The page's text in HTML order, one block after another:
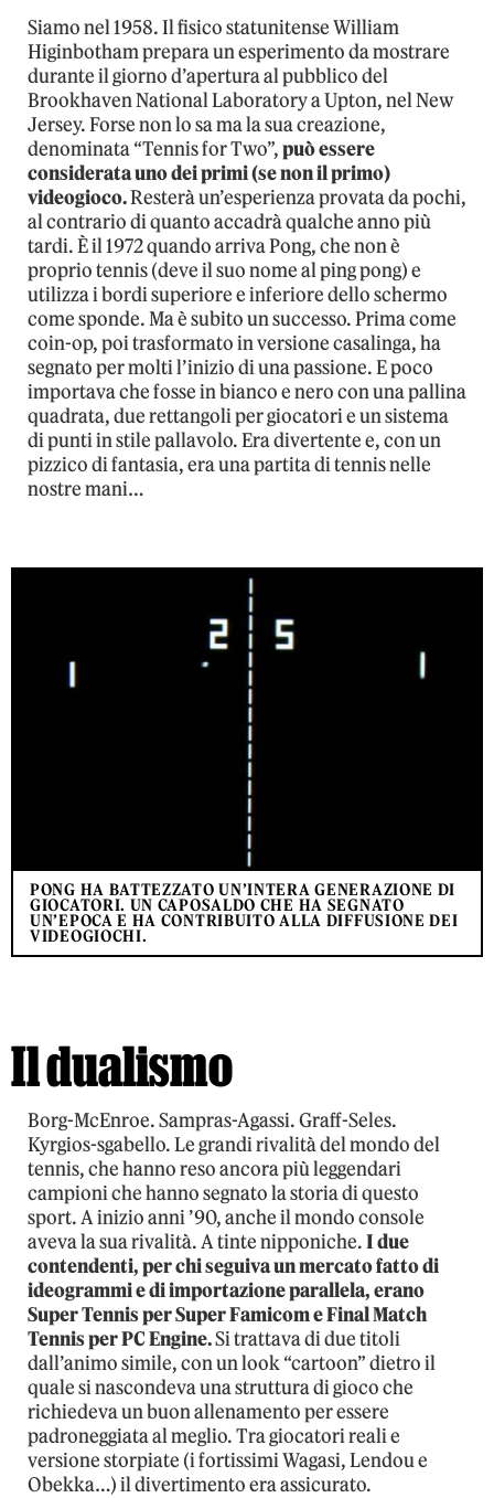
Siamo nel 1958. Il fisico statunitense William
Higinbotham prepara un esperimento da mostrare
durante il giorno d’apertura al pubblico del
Brookhaven National Laboratory a Upton, nel New
Jersey. Forse non lo sa ma la sua creazione,
denominata “Tennis for Two”,può essere
considerata uno dei primi (se non il primo)
videogioco.Resterà un’esperienza provata da pochi,
al contrario di quanto accadrà qualche anno più
tardi. È il 1972 quando arriva Pong, che non è
proprio tennis (deve il suo nome al ping pong) e
utilizza i bordi superiore e inferiore dello schermo
come sponde. Ma è subito un successo. Prima come
coin-op, poi trasformato in versione casalinga, ha
segnato per molti l’inizio di una passione. E poco
importava che fosse in bianco e nero con una pallina
quadrata, due rettangoli per giocatori e un sistema
di punti in stile pallavolo. Era divertente e, con un
pizzico di fantasia, era una partita di tennis nelle
nostre mani…
PONG HA BATTEZZATO UN’INTERA GENERAZIONE DI
GIOCATORI. UN CAPOSALDO CHE HA SEGNATO
UN’EPOCA E HA CONTRIBUITO ALLA DIFFUSIONE DEI
VIDEOGIOCHI.
Il dualismo
Borg-McEnroe. Sampras-Agassi. Graff-Seles.
Kyrgios-sgabello. Le grandi rivalità del mondo del
tennis, che hanno reso ancora più leggendari
campioni che hanno segnato la storia di questo
sport. A inizio anni ’90, anche il mondo console
aveva la sua rivalità. A tinte nipponiche.I due
contendenti, per chi seguiva un mercato fatto di
ideogrammi e di importazione parallela, erano
Super Tennis per Super Famicom e Final Match
Tennis per PC Engine.Si trattava di due titoli
dall’animo simile, con un look “cartoon” dietro il
quale si nascondeva una struttura di gioco che
richiedeva un buon allenamento per essere
padroneggiata al meglio. Tra giocatori reali e
versione storpiate (i fortissimi Wagasi, Lendou e
Obekka…) il divertimento era assicurato.